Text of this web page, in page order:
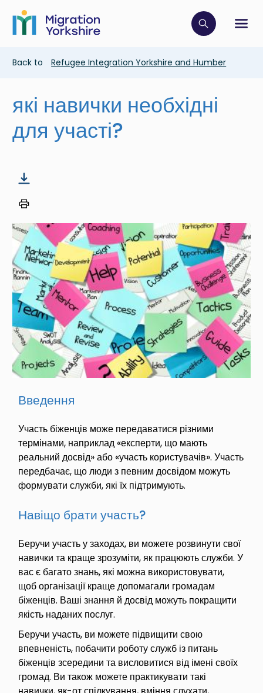
main
content
Skip
main
Click to
Breadcrumb
Back to Refugee Integration Yorkshire and Humber
які навички необхідні
для участі?
Image
Введення
Участь біженців може передаватися різними
термінами, наприклад «експерти, що мають
реальний досвід» або «участь користувачів». Участь
передбачає, що люди з певним досвідом можуть
формувати служби, які їх підтримують.
Навіщо брати участь?
Беручи участь у заходах, ви можете розвинути свої
навички та краще зрозуміти, як працюють служби. У
вас є багато знань, які можна використовувати,
щоб організації краще допомагали громадам
біженців. Ваші знання й досвід можуть покращити
якість наданих послуг.
Беручи участь, ви можете підвищити свою
впевненість, побачити роботу служб із питань
біженців зсередини та висловитися від імені своїх
громад. Ви також можете практикувати такі